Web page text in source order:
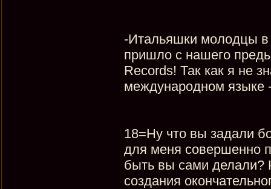
-Итальяшки молодцы в
пришло с нашего
Records! Так как я не
международном языке
18=Ну что вы задали
для меня совершенно
быть вы сами делали?
создания